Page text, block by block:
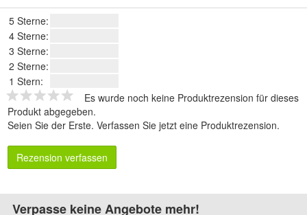
5 Sterne:
4 Sterne:
3 Sterne:
2 Sterne:
1 Stern:
Es wurde noch keine Produktrezension für dieses
Produkt abgegeben.
Seien Sie der Erste. Verfassen Sie jetzt eine Produktrezension.
Rezension verfassen
Verpasse keine Angebote mehr!